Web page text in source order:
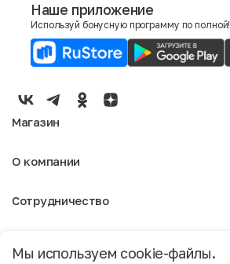
E-mail
Мужской
Женский
Мы используем cookie-файлы.
Москва
Наше приложение
Используй бонусную программу по полной!
Магазин
Мужское
О компании
Отзывы
Магазины
Сотрудничество
Реклама